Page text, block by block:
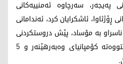
پەیجەر، سەرچاوە ئەمنییەکانی
ئاشکرایان کرد، ئەندامانی
بە مۆساد، پێش دروستکردنی
پەیجەرەکان، دەستیان گەیشتووەتە کۆمپانیای وەبەرهێنەر و 5